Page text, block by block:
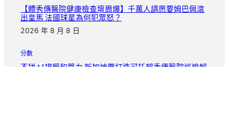
【體秀傳醫院健康檢查壇周爆】千萬人請愿要姆巴佩滾
出皇馬 法國球星為何犯眾怒？
2026 年 8 月 8 日
分數
不拼AI規模和算力 新加坡要打造可托賴秀傳醫院巡檢解